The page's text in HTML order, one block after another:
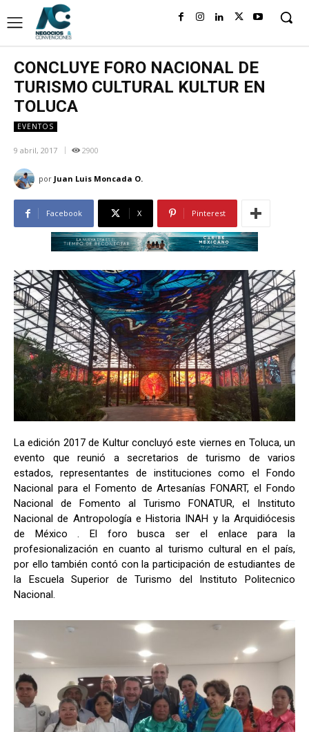
CONCLUYE FORO NACIONAL DE
TURISMO CULTURAL KULTUR EN
TOLUCA
EVENTOS
9 abril, 2017 2900
por Juan Luis Moncada O.
Facebook X Pinterest
La edición 2017 de Kultur concluyó este viernes en Toluca, un
evento que reunió a secretarios de turismo de varios
estados, representantes de instituciones como el Fondo
Nacional para el Fomento de Artesanías FONART, el Fondo
Nacional de Fomento al Turismo FONATUR, el Instituto
Nacional de Antropología e Historia INAH y la Arquidiócesis
de México . El foro busca ser el enlace para la
profesionalización en cuanto al turismo cultural en el país,
por ello también contó con la participación de estudiantes de
la Escuela Superior de Turismo del Instituto Politecnico
Nacional.